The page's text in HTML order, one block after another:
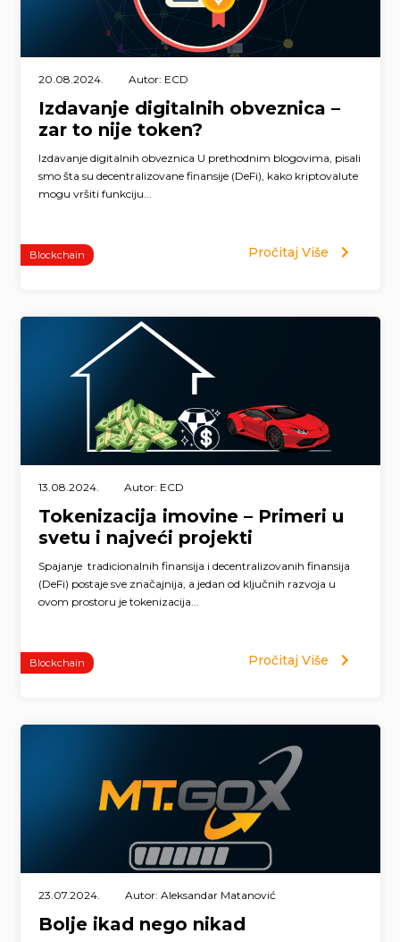
20.08.2024. Autor: ECD
Izdavanje digitalnih obveznica –
zar to nije token?
Izdavanje digitalnih obveznica U prethodnim blogovima, pisali
smo šta su decentralizovane finansije (DeFi), kako kriptovalute
mogu vršiti funkciju...
Blockchain Pročitaj Više
13.08.2024. Autor: ECD
Tokenizacija imovine – Primeri u
svetu i najveći projekti
Spajanje tradicionalnih finansija i decentralizovanih finansija
(DeFi) postaje sve značajnija, a jedan od ključnih razvoja u
ovom prostoru je tokenizacija...
Blockchain Pročitaj Više
23.07.2024. Autor: Aleksandar Matanović
Bolje ikad nego nikad